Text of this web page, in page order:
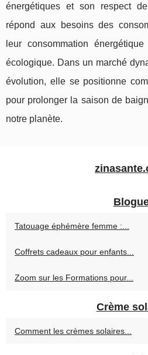
énergétiques et son respect
répond aux besoins des
leur consommation
écologique. Dans un marché
évolution, elle se positionne
pour prolonger la saison de
notre planète.
Tatouage éphémère femme :...
Coffrets cadeaux pour enfants...
Zoom sur les Formations pour...
Crème
Comment les crèmes solaires...